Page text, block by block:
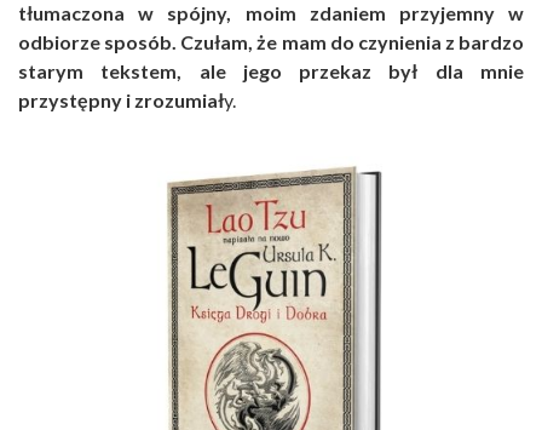
tłumaczona w spójny, moim zdaniem przyjemny w
odbiorze sposób. Czułam, że mam do czynienia z bardzo
starym tekstem, ale jego przekaz był dla mnie
przystępny i zrozumiały.